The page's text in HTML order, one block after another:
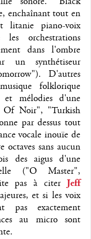
enchaînant tout en
litanie piano-voix
les orchestrations
dans l'ombre
un synthétiseur
D'autres
folklorique
et mélodies d'une
Of Noir", "Turkish
par dessus tout
vocale inouïe de
octaves sans aucun
des aigus d'une
("O Master",
pas à citerJeff
et si les voix
pas exactement
au micro sont